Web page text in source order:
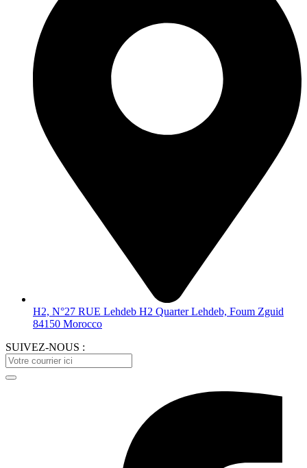
H2, N°27 RUE Lehdeb H2 Quarter Lehdeb, Foum Zguid
84150 Morocco
SUIVEZ-NOUS :